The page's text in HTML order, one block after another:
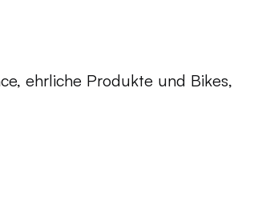
ehrliche Produkte und Bikes,